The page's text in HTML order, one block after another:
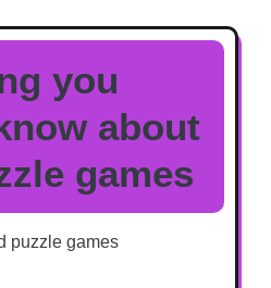
you
about
games
puzzle games